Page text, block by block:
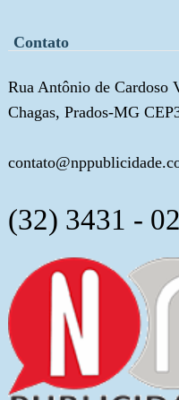
Contato
Rua Antônio de Cardoso
Chagas, Prados-MG
(32) 3431 -